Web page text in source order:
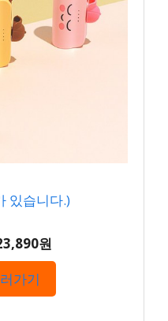
있습니다.)
원
가기